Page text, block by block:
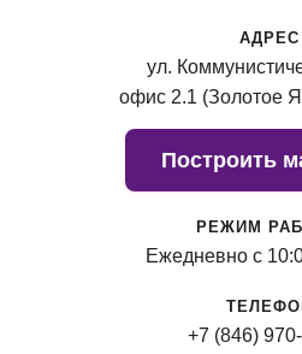
АДРЕС
ул.
офис 2.1 (Золотое
Построить
РЕЖИМ
Ежедневно с
+7 (846)